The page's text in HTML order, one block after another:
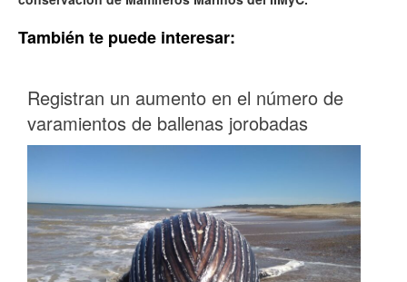
También te puede interesar:
Registran un aumento en el número de
varamientos de ballenas jorobadas